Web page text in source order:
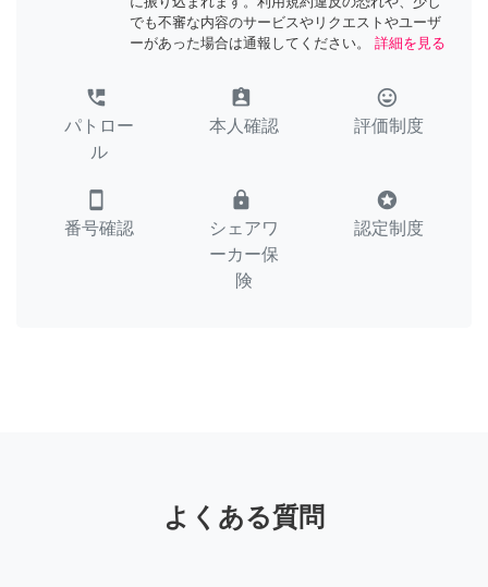
でも不審な内容のサービスやリクエストやユーザ
ーがあった場合は通報してください。
詳細を見る
perm_phone_msg
パトロー
ル
assignment_ind
本人確認
tag_faces
評価制度
smartphone
番号確認
lock
シェアワ
ーカー保
険
stars
認定制度
よくある質問